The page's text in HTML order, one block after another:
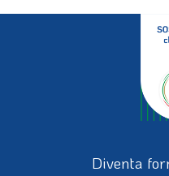
Diventa